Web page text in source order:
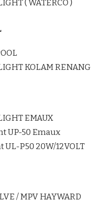
( WATERCO )
KOLAM RENANG
EMAUX
UP-50 Emaux
P50 20W/12VOLT
/ MPV HAYWARD